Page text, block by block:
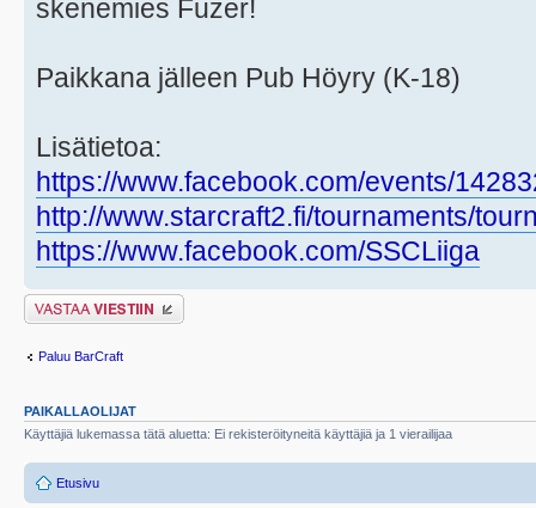
skenemies Fuzer!
Paikkana jälleen Pub Höyry (K-18)
Lisätietoa:
https://www.facebook.com/events/
http://www.starcraft2.fi/tournaments/
https://www.facebook.com/SSCLiiga
Lähetä vastaus
Paluu BarCraft
PAIKALLAOLIJAT
Käyttäjiä lukemassa tätä aluetta: Ei rekisteröityneitä käyttäjiä ja 1 vierailijaa
Etusivu